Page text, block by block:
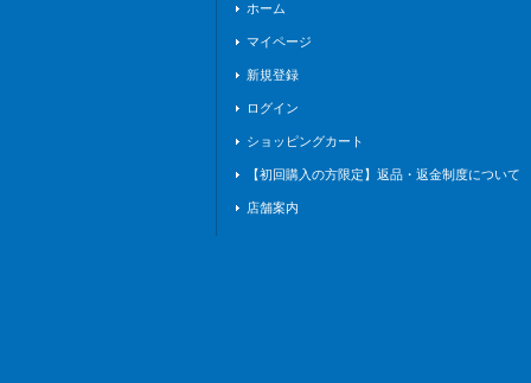
ホーム
マイページ
新規登録
ログイン
ショッピングカート
【初回購入の方限定】返品・返金制度について
店舗案内